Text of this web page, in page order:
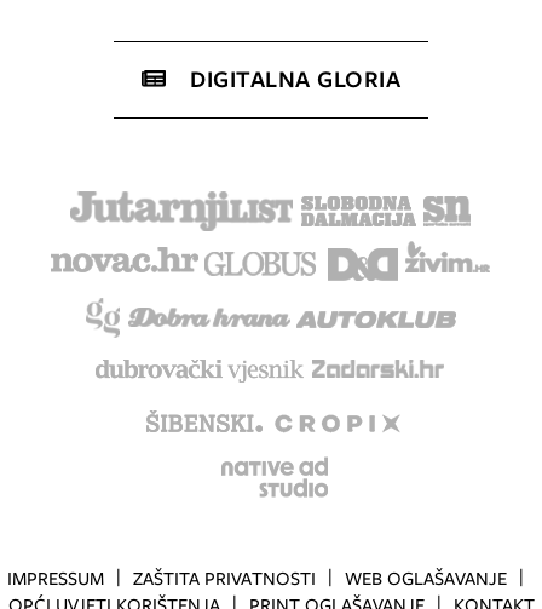
DIGITALNA GLORIA
IMPRESSUM ZAŠTITA PRIVATNOSTI
WEB OGLAŠAVANJE